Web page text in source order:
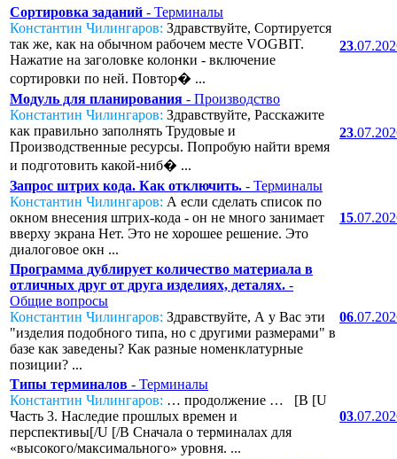
Сортировка заданий - Терминалы
Константин Чилингаров: Здравствуйте, Сортируется
так же, как на обычном рабочем месте VOGBIT.
Нажатие на заголовке колонки - включение
сортировки по ней. Повтор� ...
23
Модуль для планирования - Производство
Константин Чилингаров: Здравствуйте, Расскажите
как правильно заполнять Трудовые и
Производственные ресурсы. Попробую найти время
и подготовить какой-ниб� ...
23
Запрос штрих кода. Как отключить. - Терминалы
Константин Чилингаров: А если сделать список по
окном внесения штрих-кода - он не много занимает
вверху экрана Нет. Это не хорошее решение. Это
диалоговое окн ...
15
Программа дублирует количество материала в
отличных друг от друга изделиях, деталях. -
Общие вопросы
Константин Чилингаров: Здравствуйте, А у Вас эти
"изделия подобного типа, но с другими размерами" в
базе как заведены? Как разные номенклатурные
позиции? ...
06
Типы терминалов - Терминалы
Константин Чилингаров: … продолжение … [B [U
Часть 3. Наследие прошлых времен и
перспективы[/U [/B Сначала о терминалах для
«высокого/максимального» уровня. ...
03